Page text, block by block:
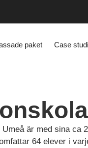
paket Case
Umeå är med sina ca
64 elever i